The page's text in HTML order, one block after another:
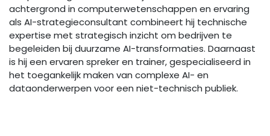
achtergrond in computerwetenschappen en ervaring
als AI-strategieconsultant combineert hij technische
expertise met strategisch inzicht om bedrijven te
begeleiden bij duurzame AI-transformaties. Daarnaast
is hij een ervaren spreker en trainer, gespecialiseerd in
het toegankelijk maken van complexe AI- en
dataonderwerpen voor een niet-technisch publiek.